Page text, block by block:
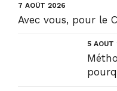
7 AOÛT 2026
Avec vous, pour le
5 AOÛT